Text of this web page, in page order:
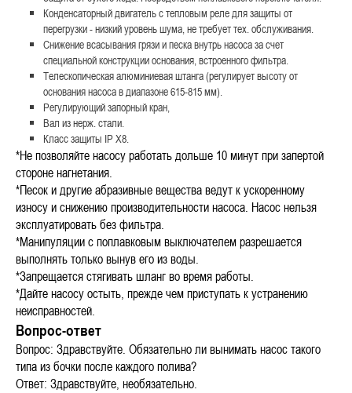
Конденсаторный двигатель с тепловым реле для защиты от
перегрузки - низкий уровень шума, не требует тех. обслуживания.
Снижение всасывания грязи и песка внутрь насоса за счет
специальной конструкции основания, встроенного фильтра.
Телескопическая алюминиевая штанга (регулирует высоту от
основания насоса в диапазоне 615-815 мм).
Регулирующий запорный кран,
Вал из нерж. стали.
Класс защиты IP X8.
*Не позволяйте насосу работать дольше 10 минут при запертой
стороне нагнетания.
*Песок и другие абразивные вещества ведут к ускоренному
износу и снижению производительности насоса. Насос нельзя
эксплуатировать без фильтра.
*Манипуляции с поплавковым выключателем разрешается
выполнять только вынув его из воды.
*Запрещается стягивать шланг во время работы.
*Дайте насосу остыть, прежде чем приступать к устранению
неисправностей.
Вопрос-ответ
Вопрос: Здравствуйте. Обязательно ли вынимать насос такого
типа из бочки после каждого полива?
Ответ: Здравствуйте, необязательно.